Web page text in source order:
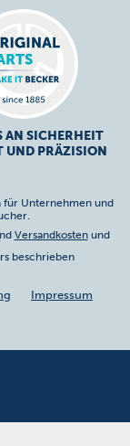
AN SICHERHEIT
UND PRÄZISION
für Unternehmen und
Versandkostenund
beschrieben
Impressum